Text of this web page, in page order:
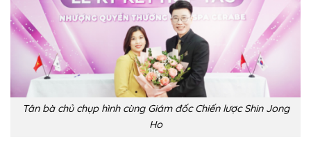
Tân bà chủ chụp hình cùng Giám đốc Chiến lược Shin Jong
Ho